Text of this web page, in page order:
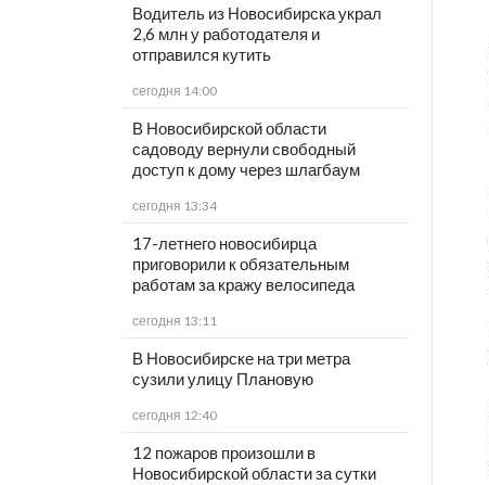
Водитель из Новосибирска украл
2,6 млн у работодателя и
отправился кутить
сегодня 14:00
В Новосибирской области
садоводу вернули свободный
доступ к дому через шлагбаум
сегодня 13:34
17-летнего новосибирца
приговорили к обязательным
работам за кражу велосипеда
сегодня 13:11
В Новосибирске на три метра
сузили улицу Плановую
сегодня 12:40
12 пожаров произошли в
Новосибирской области за сутки